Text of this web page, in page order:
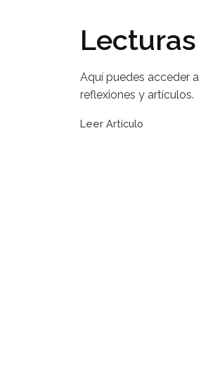
Aquí puedes acceder
reflexiones y artículos.
Leer Artículo